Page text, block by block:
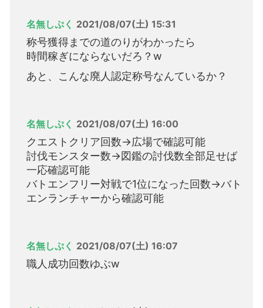
名無しぷく 2021/08/07(土) 15:31
称号獲得までの道のりがわかったら
時間稼ぎにならないだろ？w
あと、こんな廃人認定称号なんているか？
名無しぷく 2021/08/07(土) 16:00
クエストクリア回数→広場で確認可能
討伐モンスター数→図鑑の討伐数全部足せば
一応確認可能
バトエンフリー対戦で1位になった回数→バト
エンランチャーから確認可能
名無しぷく 2021/08/07(土) 16:07
職人成功回数ゆぶw